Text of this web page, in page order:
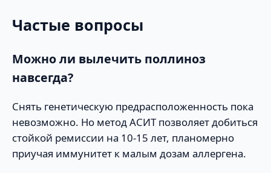
Частые вопросы
Можно ли вылечить поллиноз
навсегда?
Снять генетическую предрасположенность пока
невозможно. Но метод АСИТ позволяет добиться
стойкой ремиссии на 10-15 лет, планомерно
приучая иммунитет к малым дозам аллергена.